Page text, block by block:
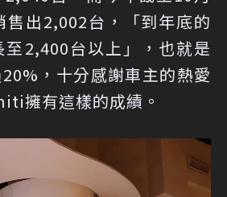
售出2,002台，「到年底的
2,400台以上」，也就是
，十分感謝車主的熱愛
擁有這樣的成績。